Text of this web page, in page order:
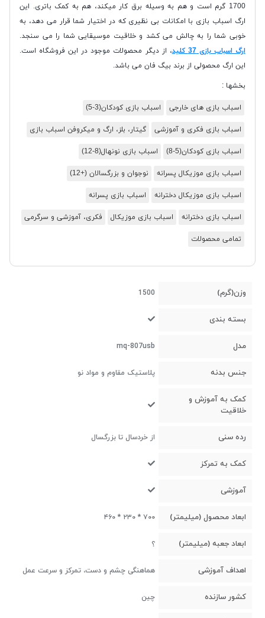
1700 گرم است و هم به وسیله برق کار میکند، هم به کمک باتری. این
ارگ اسباب بازی با امکانات بی نظیری که در اختیار شما قرار می دهد، به
خوبی شما را به چالش می کشد و خلاقیت موسیقایی شما را می سنجد.
ارگ اسباب بازی 37 کلید
، از دیگر محصولات موجود در این فروشگاه است.
این ارگ محصولی از برند بیگ فان می باشد.
بخشها :
اسباب بازی های خارجی اسباب بازی کودکان(3-5)
اسباب بازی فکری و آموزشی گیتار، بلز، ارگ و میکروفن اسباب بازی
اسباب بازی کودکان(5-8) اسباب بازی نونهال(8-12)
اسباب بازی موزیکال پسرانه نوجوان و بزرگسالان (+12)
اسباب بازی موزیکال دخترانه اسباب بازی پسرانه
اسباب بازی دخترانه اسباب بازی موزیکال فکری، آموزشی و سرگرمی
تمامی محصولات
وزن(گرم) 1500
بسته بندی
مدل mq-807usb
جنس بدنه پلاستیک مقاوم و مواد نو
کمک به آموزش و
خلاقیت
رده سنی از خردسال تا بزرگسال
کمک به تمرکز
آموزشی
ابعاد محصول (میلیمتر) ۷۰۰ * ۲۳۰ * ۴۶۰
ابعاد جعبه (میلیمتر) ؟
اهداف آموزشی هماهنگی چشم و دست، تمرکز و سرعت عمل
کشور سازنده چین